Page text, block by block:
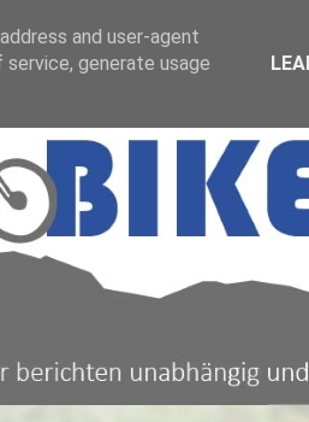
and user-agent
generate usage